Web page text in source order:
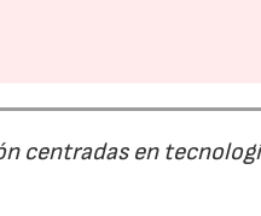
centradas en